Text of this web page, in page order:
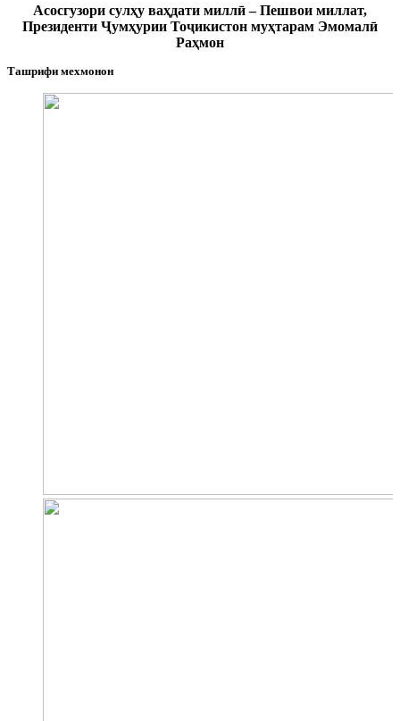
Асосгузори сулҳу ваҳдати миллӣ – Пешвои миллат,
Президенти Ҷумҳурии Тоҷикистон муҳтарам Эмомалӣ
Раҳмон
Ташрифи мехмонон